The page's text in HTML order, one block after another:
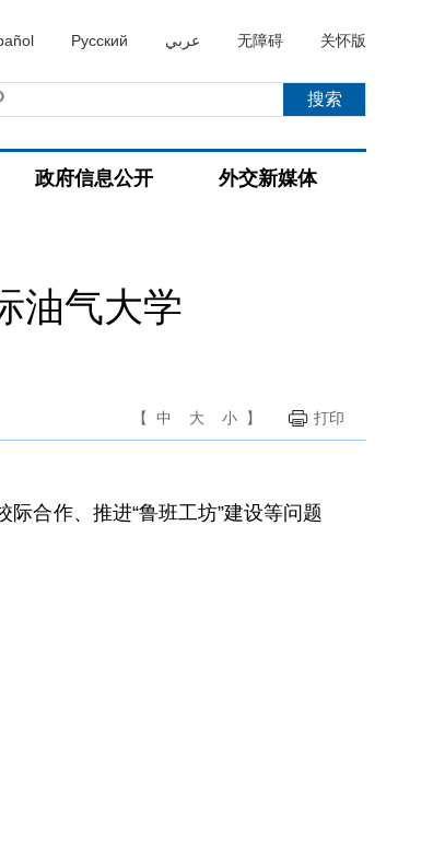
Русский عربي 无障碍 关怀版
政府信息公开 外交新媒体
油气大学
【 中 大 小 】 打印
合作、推进“鲁班工坊”建设等问题